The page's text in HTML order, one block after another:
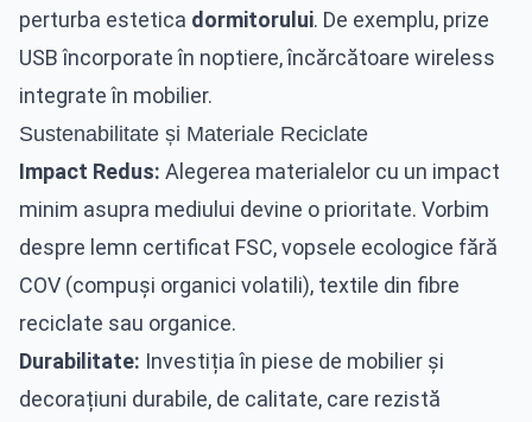
perturba estetica dormitorului. De exemplu, prize
USB încorporate în noptiere, încărcătoare wireless
integrate în mobilier.
Sustenabilitate și Materiale Reciclate
Impact Redus: Alegerea materialelor cu un impact
minim asupra mediului devine o prioritate. Vorbim
despre lemn certificat FSC, vopsele ecologice fără
COV (compuși organici volatili), textile din fibre
reciclate sau organice.
Durabilitate: Investiția în piese de mobilier și
decorațiuni durabile, de calitate, care rezistă